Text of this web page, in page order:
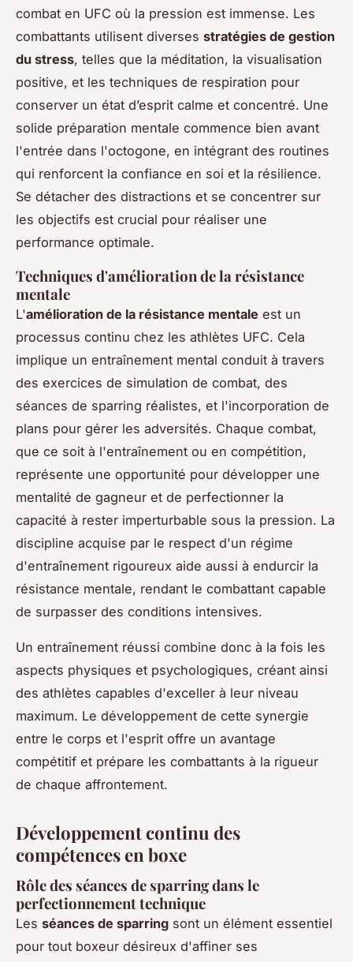
combat en UFC où la pression est immense. Les
combattants utilisent diverses stratégies de gestion
du stress, telles que la méditation, la visualisation
positive, et les techniques de respiration pour
conserver un état d’esprit calme et concentré. Une
solide préparation mentale commence bien avant
l'entrée dans l'octogone, en intégrant des routines
qui renforcent la confiance en soi et la résilience.
Se détacher des distractions et se concentrer sur
les objectifs est crucial pour réaliser une
performance optimale.
Techniques d'amélioration de la résistance
mentale
L'amélioration de la résistance mentale est un
processus continu chez les athlètes UFC. Cela
implique un entraînement mental conduit à travers
des exercices de simulation de combat, des
séances de sparring réalistes, et l'incorporation de
plans pour gérer les adversités. Chaque combat,
que ce soit à l'entraînement ou en compétition,
représente une opportunité pour développer une
mentalité de gagneur et de perfectionner la
capacité à rester imperturbable sous la pression. La
discipline acquise par le respect d'un régime
d'entraînement rigoureux aide aussi à endurcir la
résistance mentale, rendant le combattant capable
de surpasser des conditions intensives.
Un entraînement réussi combine donc à la fois les
aspects physiques et psychologiques, créant ainsi
des athlètes capables d'exceller à leur niveau
maximum. Le développement de cette synergie
entre le corps et l'esprit offre un avantage
compétitif et prépare les combattants à la rigueur
de chaque affrontement.
Développement continu des
compétences en boxe
Rôle des séances de sparring dans le
perfectionnement technique
Les séances de sparring sont un élément essentiel
pour tout boxeur désireux d'affiner ses